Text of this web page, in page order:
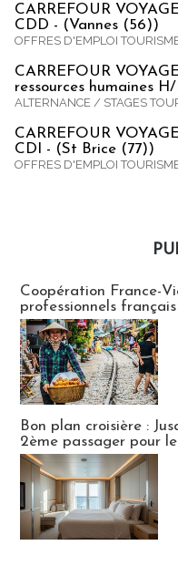
CARREFOUR
CDD - (Vannes (56))
OFFRES D'EMPLOI
CARREFOUR
ressources humaines
ALTERNANCE / STAGES
CARREFOUR
CDI - (St Brice (77))
OFFRES D'EMPLOI
Coopération France-
professionnels
Bon plan croisière :
2ème passager pour